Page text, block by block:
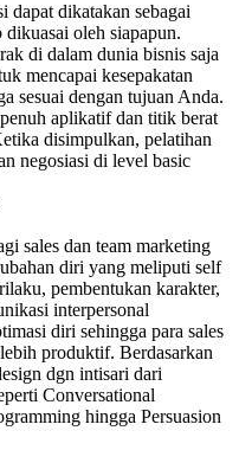
dapat dikatakan sebagai
oleh siapapun.
di dalam dunia bisnis saja
mencapai kesepakatan
sesuai dengan tujuan Anda.
aplikatif dan titik berat
disimpulkan, pelatihan
negosiasi di level basic
sales dan team marketing
diri yang meliputi self
pembentukan karakter,
interpersonal
diri sehingga para sales
produktif. Berdasarkan
dgn intisari dari
Conversational
hingga Persuasion